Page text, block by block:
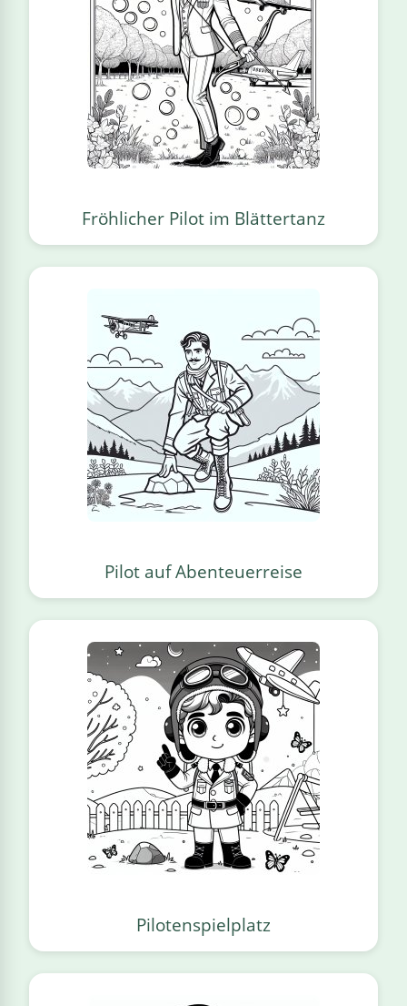
Fröhlicher Pilot im Blättertanz
Pilot auf Abenteuerreise
Pilotenspielplatz